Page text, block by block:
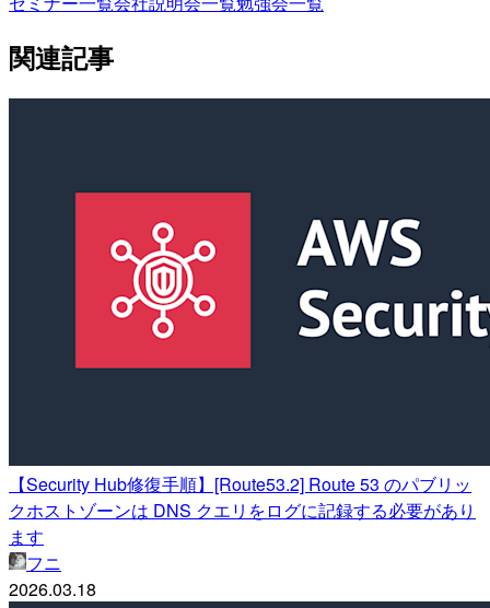
関連記事
【Security Hub修復手順】[Route53.2] Route 53 のパブリッ
クホストゾーンは DNS クエリをログに記録する必要があり
ます
フニ
2026.03.18